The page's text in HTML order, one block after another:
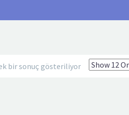
bir sonuç gösteriliyor